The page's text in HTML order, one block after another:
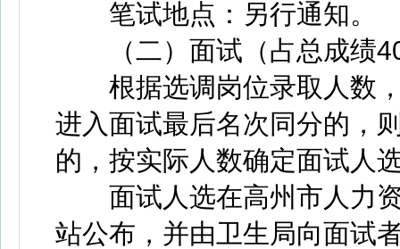
笔试地点：另行通知。
（二）面试（占总成绩
根据选调岗位录取人数，
进入面试最后名次同分的，
的，按实际人数确定面试人
面试人选在高州市人力资
站公布，并由卫生局向面试